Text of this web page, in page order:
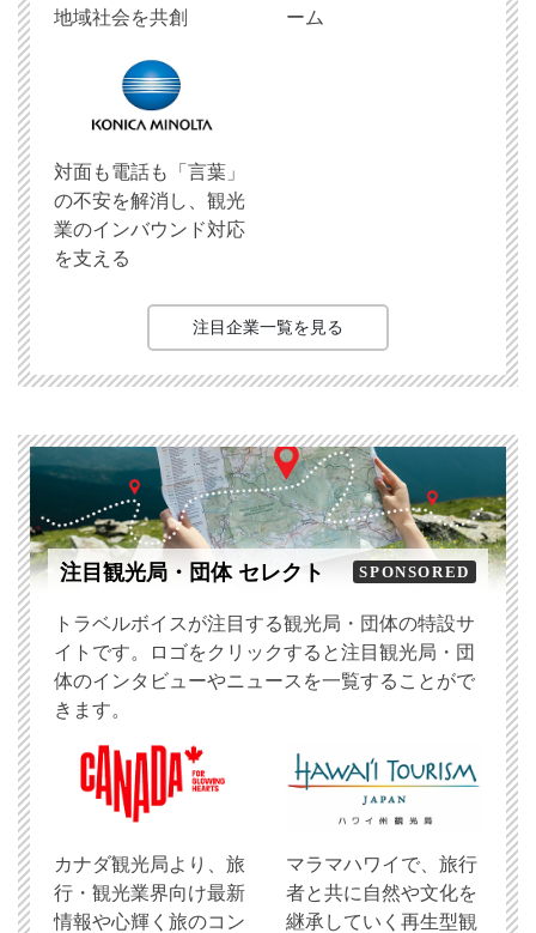
地域社会を共創
ーム
対面も電話も「言葉」
の不安を解消し、観光
業のインバウンド対応
を支える
注目企業一覧を見る
注目観光局・団体 セレクト SPONSORED
トラベルボイスが注目する観光局・団体の特設サ
イトです。ロゴをクリックすると注目観光局・団
体のインタビューやニュースを一覧することがで
きます。
​カナダ観光局より、旅
行・観光業界向け最新
情報や心輝く旅のコン
マラマハワイで、旅行
者と共に自然や文化を
継承していく再生型観